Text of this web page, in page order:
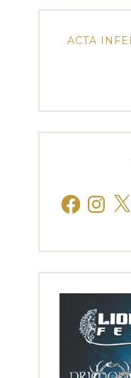
ACTA
FacebookInstagram
X